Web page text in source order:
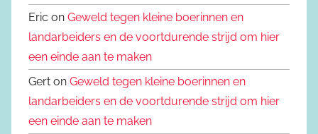
Eric on Geweld tegen kleine boerinnen en
landarbeiders en de voortdurende strijd om hier
een einde aan te maken
Gert on Geweld tegen kleine boerinnen en
landarbeiders en de voortdurende strijd om hier
een einde aan te maken